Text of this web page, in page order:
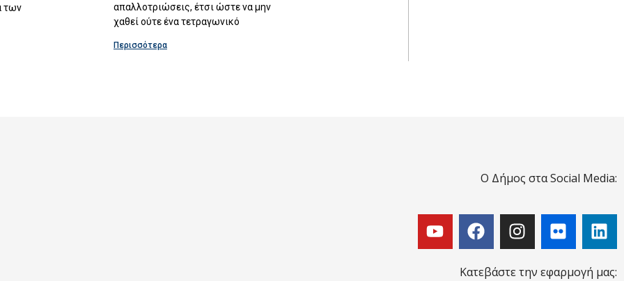
των
απαλλοτριώσεις, έτσι ώστε να μην
χαθεί ούτε ένα τετραγωνικό
Περισσότερα
Ο Δήμος στα Social Media:
Κατεβάστε την εφαρμογή μας: